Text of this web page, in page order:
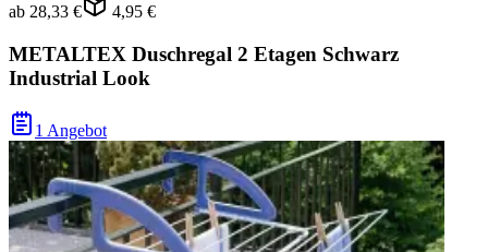
ab 28,33 € 4,95 €
METALTEX Duschregal 2 Etagen Schwarz
Industrial Look
1 Angebot